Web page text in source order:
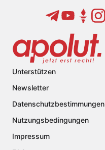
Unterstützen
Newsletter
Datenschutzbestimmungen
Nutzungsbedingungen
Impressum